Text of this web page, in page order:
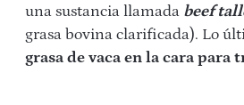
una sustancia llamada beef
grasa bovina clarificada). Lo
grasa de vaca en la cara para